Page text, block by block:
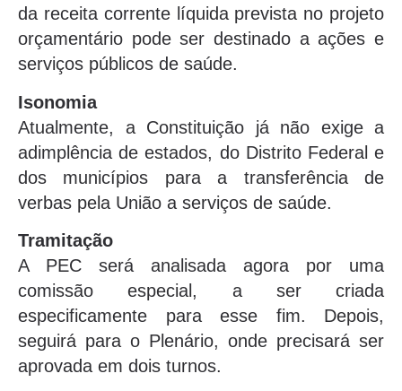
da receita corrente líquida prevista no projeto
orçamentário pode ser destinado a ações e
serviços públicos de saúde.
Isonomia
Atualmente, a Constituição já não exige a
adimplência de estados, do Distrito Federal e
dos municípios para a transferência de
verbas pela União a serviços de saúde.
Tramitação
A PEC será analisada agora por uma
comissão especial, a ser criada
especificamente para esse fim. Depois,
seguirá para o Plenário, onde precisará ser
aprovada em dois turnos.